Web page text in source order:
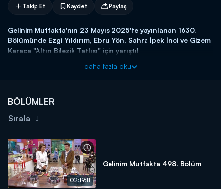
Takip Et Kaydet Paylaş
Gelinim Mutfakta'nın 23 Mayıs 2025'te yayınlanan 1630.
Bölümünde Ezgi Yıldırım, Ebru Yön, Sahra İpek İnci ve Gizem
Karaca "Altın Bilezik Tatlısı" için yarıştı!
Başladığı tarihten itibaren hafta birincilerine 10 altın bilezik ödül
yemek yaparım, altınları kaparım!"
formunu doldurmaya başlayın!
BAŞVURULARINIZ İÇİN WHATSAPP HATTI:
BAŞVURULARINIZ İÇİN WEB
ADRESİ:https://www.kanald.com.tr/gelinim-mutfakta-basvuru-
formu
Gelinim Mutfakta, yeni bölümleriyle hafta içi her gün
saat 13.00'da Kanal D'de
daha fazla oku
BÖLÜMLER
Sırala
02:19:11
Gelinim Mutfakta 498. Bölüm